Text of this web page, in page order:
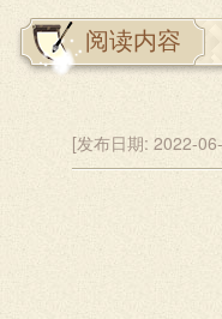
阅读内容
[发布日期: 2022-